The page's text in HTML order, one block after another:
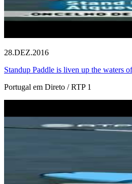
28.DEZ.2016
Standup Paddle is liven up the waters
Portugal em Direto / RTP 1